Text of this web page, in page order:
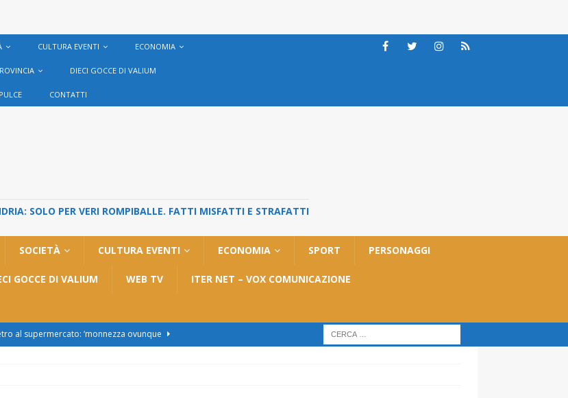
CULTURA EVENTI ECONOMIA
DIECI GOCCE DI VALIUM
CONTATTI
SOLO PER VERI ROMPIBALLE. FATTI MISFATTI E STRAFATTI
SOCIETÀ CULTURA EVENTI ECONOMIA SPORT PERSONAGGI
GOCCE DI VALIUM WEB TV ITER NET – VOX COMUNICAZIONE
al supermercato: ‘monnezza ovunque